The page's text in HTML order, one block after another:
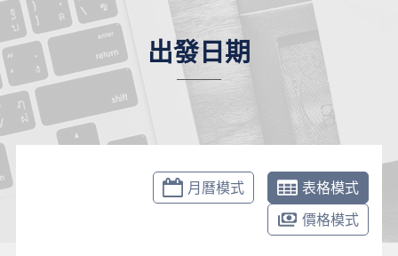
出發日期
月曆模式
表格模式
價格模式